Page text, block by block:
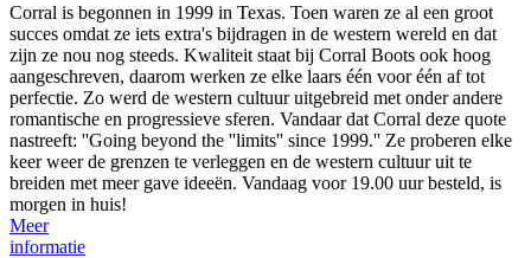
Corral is begonnen in 1999 in Texas. Toen waren ze al een groot
succes omdat ze iets extra's bijdragen in de western wereld en dat
zijn ze nou nog steeds. Kwaliteit staat bij Corral Boots ook hoog
aangeschreven, daarom werken ze elke laars één voor één af tot
perfectie. Zo werd de western cultuur uitgebreid met onder andere
romantische en progressieve sferen. Vandaar dat Corral deze quote
nastreeft: ''Going beyond the ''limits'' since 1999.'' Ze proberen elke
keer weer de grenzen te verleggen en de western cultuur uit te
breiden met meer gave ideeën. Vandaag voor 19.00 uur besteld, is
morgen in huis!
Meer
informatie